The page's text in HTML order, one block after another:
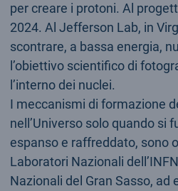
per creare i protoni. Al
2024. Al Jefferson Lab, in
scontrare, a bassa energia,
l’obiettivo scientifico di
l’interno dei nuclei.
I meccanismi di formazione
nell’Universo solo quando si
espanso e raffreddato, sono
Laboratori Nazionali
Nazionali del Gran Sasso, ad